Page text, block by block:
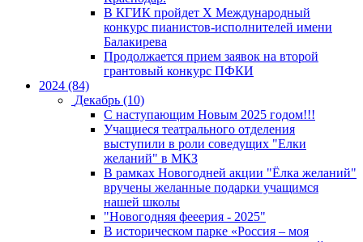
В КГИК пройдет Х Международный
конкурс пианистов-исполнителей имени
Балакирева
Продолжается прием заявок на второй
грантовый конкурс ПФКИ
2024 (84)
Декабрь (10)
С наступающим Новым 2025 годом!!!
Учащиеся театрального отделения
выступили в роли соведущих "Елки
желаний" в МКЗ
В рамках Новогодней акции "Ёлка желаний"
вручены желанные подарки учащимся
нашей школы
"Новогодняя фееерия - 2025"
В историческом парке «Россия – моя